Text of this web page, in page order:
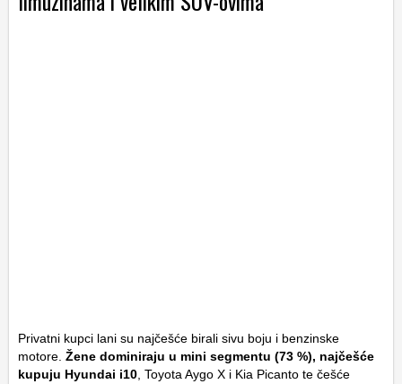
Privatni kupci lani su najčešće birali sivu boju i benzinske
motore. Žene dominiraju u mini segmentu (73 %), najčešće
kupuju Hyundai i10, Toyota Aygo X i Kia Picanto te češće